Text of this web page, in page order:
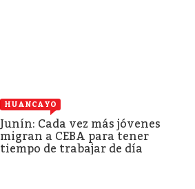
HUANCAYO
Junín: Cada vez más jóvenes
migran a CEBA para tener
tiempo de trabajar de día